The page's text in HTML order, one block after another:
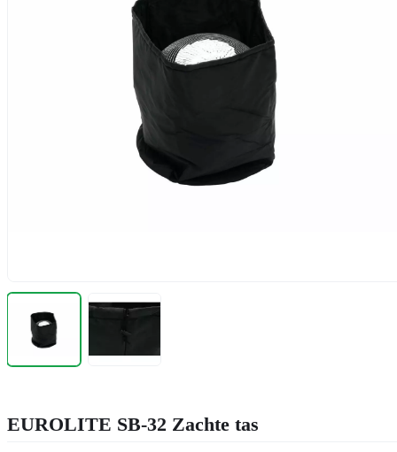
EUROLITE SB-32 Zachte tas